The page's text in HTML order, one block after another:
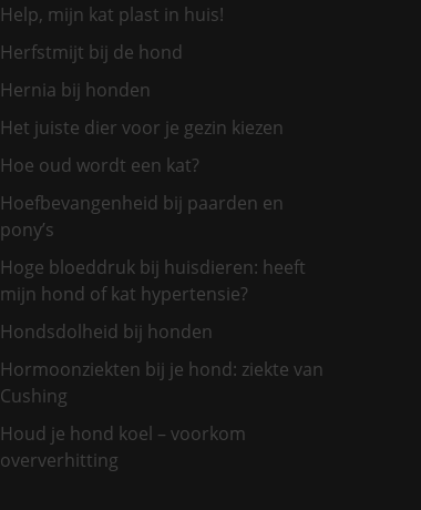
Help, mijn kat plast in huis!
Herfstmijt bij de hond
Hernia bij honden
Het juiste dier voor je gezin kiezen
Hoe oud wordt een kat?
Hoefbevangenheid bij paarden en
pony’s
Hoge bloeddruk bij huisdieren: heeft
mijn hond of kat hypertensie?
Hondsdolheid bij honden
Hormoonziekten bij je hond: ziekte van
Cushing
Houd je hond koel – voorkom
oververhitting